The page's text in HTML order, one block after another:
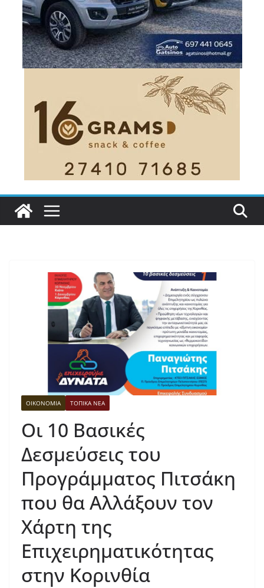
ΟΙΚΟΝΟΜΙΑ ΤΟΠΙΚΑ ΝΕΑ
Οι 10 Βασικές
Δεσμεύσεις του
Προγράμματος Πιτσάκη
που θα Αλλάξουν τον
Χάρτη της
Επιχειρηματικότητας
στην Κορινθία